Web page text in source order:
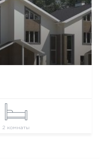
2 комнаты
Відміна